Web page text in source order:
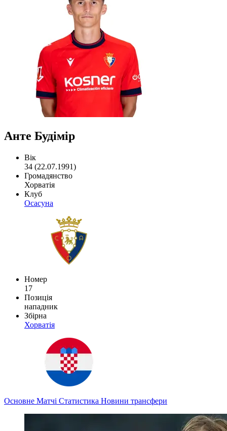
Анте Будімір
Вік
34 (22.07.1991)
Громадянство
Хорватія
Клуб
Осасуна
Номер
17
Позиція
нападник
Збірна
Хорватія
Основне Матчі Статистика Новини трансфери